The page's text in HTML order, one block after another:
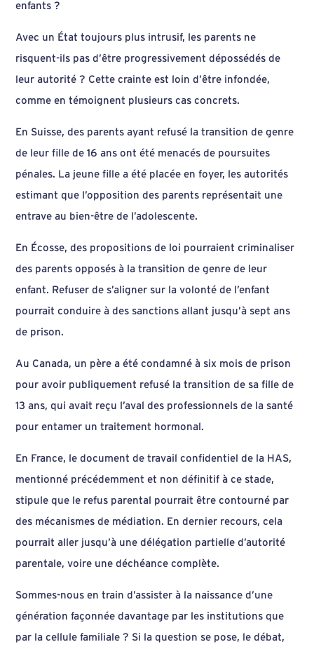
enfants ?
Avec un État toujours plus intrusif, les parents ne
risquent-ils pas d’être progressivement dépossédés de
leur autorité ? Cette crainte est loin d’être infondée,
comme en témoignent plusieurs cas concrets.
En Suisse, des parents ayant refusé la transition de genre
de leur fille de 16 ans ont été menacés de poursuites
pénales. La jeune fille a été placée en foyer, les autorités
estimant que l’opposition des parents représentait une
entrave au bien-être de l’adolescente.
En Écosse, des propositions de loi pourraient criminaliser
des parents opposés à la transition de genre de leur
enfant. Refuser de s’aligner sur la volonté de l’enfant
pourrait conduire à des sanctions allant jusqu’à sept ans
de prison.
Au Canada, un père a été condamné à six mois de prison
pour avoir publiquement refusé la transition de sa fille de
13 ans, qui avait reçu l’aval des professionnels de la santé
pour entamer un traitement hormonal.
En France, le document de travail confidentiel de la HAS,
mentionné précédemment et non définitif à ce stade,
stipule que le refus parental pourrait être contourné par
des mécanismes de médiation. En dernier recours, cela
pourrait aller jusqu’à une délégation partielle d’autorité
parentale, voire une déchéance complète.
Sommes-nous en train d’assister à la naissance d’une
génération façonnée davantage par les institutions que
par la cellule familiale ? Si la question se pose, le débat,